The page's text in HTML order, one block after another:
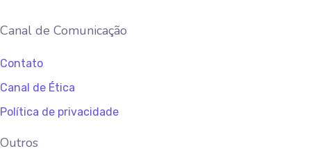
Canal de Comunicação
Contato
Canal de Ética
Política de privacidade
Outros